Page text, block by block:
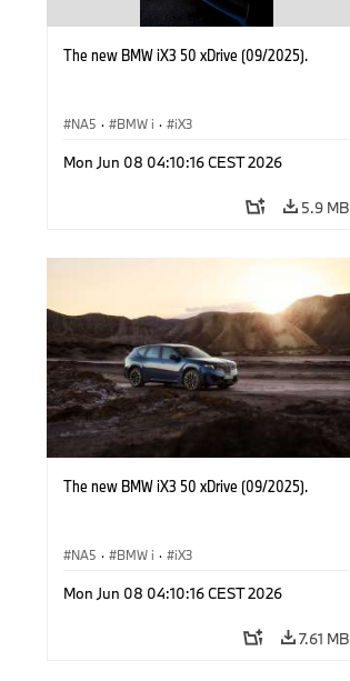
The new BMW iX3 50 xDrive (09/2025).
NA5 · BMW i · iX3
Mon Jun 08 04:10:16 CEST 2026
5.9 MB
The new BMW iX3 50 xDrive (09/2025).
NA5 · BMW i · iX3
Mon Jun 08 04:10:16 CEST 2026
7.61 MB